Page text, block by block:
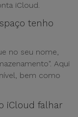
iCloud.
tenho
no seu nome,
Aqui
bem como
iCloud falhar